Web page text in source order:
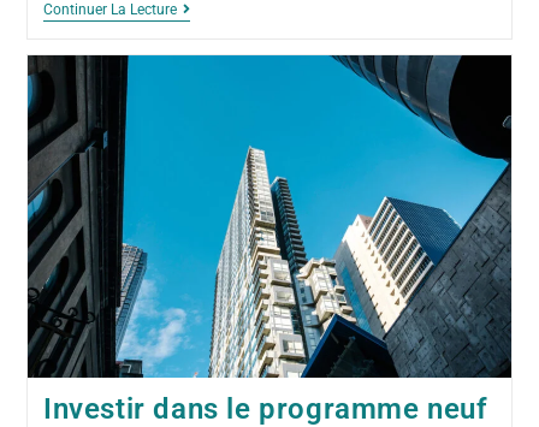
Continuer La Lecture
Investir dans le programme neuf